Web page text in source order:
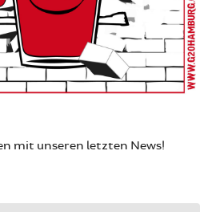
mit unseren letzten News!